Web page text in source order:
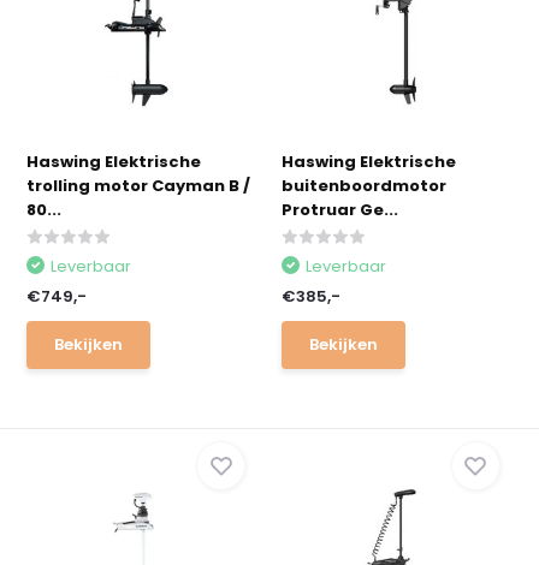
Haswing Elektrische
trolling motor Cayman B /
80...
Leverbaar
€749,-
Bekijken
Haswing Elektrische
buitenboordmotor
Protruar Ge...
Leverbaar
€385,-
Bekijken